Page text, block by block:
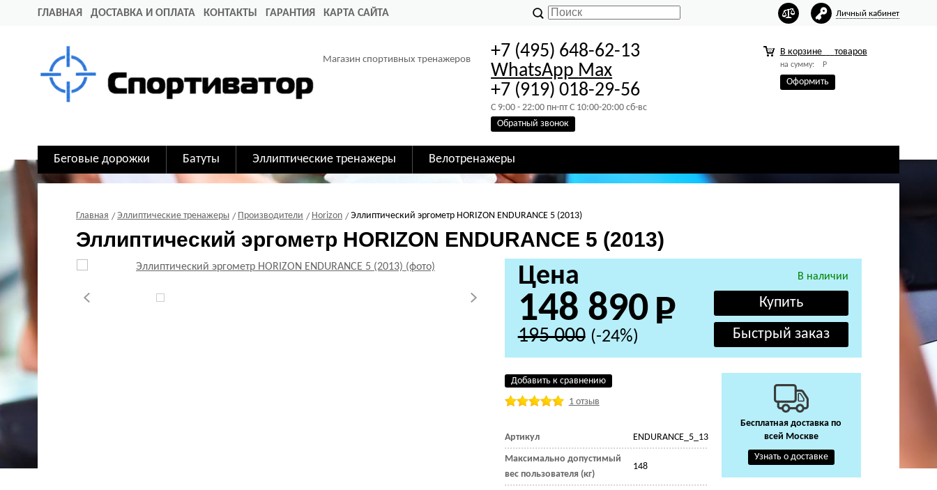
ГЛАВНАЯ ДОСТАВКА И ОПЛАТА КОНТАКТЫ ГАРАНТИЯ КАРТА САЙТА Личный кабинет
Магазин спортивных тренажеров
+7 (495) 648-62-13
WhatsApp Max
+7 (919) 018-29-56
C 9:00 - 22:00 пн-пт C 10:00-20:00 сб-вс
Обратный звонок
В корзине товаров
на сумму: Р
Оформить
Беговые дорожки Батуты Эллиптические тренажеры Велотренажеры
Главная Эллиптические тренажеры Производители Horizon Эллиптический эргометр HORIZON ENDURANCE 5 (2013)
Эллиптический эргометр HORIZON ENDURANCE 5 (2013)
В наличии
Цена
148 890
195 000 (-24%)
Добавить к сравнению
1 отзыв
Артикул ENDURANCE_5_13
Максимально допустимый
вес пользователя (кг)
148
Бесплатная доставка по
всей Москве
Узнать о доставке